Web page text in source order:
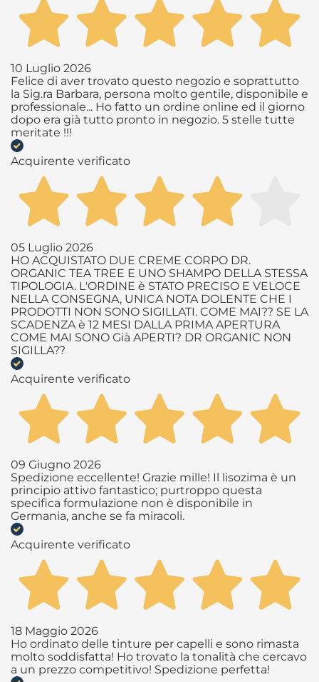
10 Luglio 2026
Felice di aver trovato questo negozio e soprattutto
la Sig.ra Barbara, persona molto gentile, disponibile e
professionale... Ho fatto un ordine online ed il giorno
dopo era già tutto pronto in negozio. 5 stelle tutte
meritate !!!
Acquirente verificato
05 Luglio 2026
HO ACQUISTATO DUE CREME CORPO DR.
ORGANIC TEA TREE E UNO SHAMPO DELLA STESSA
TIPOLOGIA. L'ORDINE è STATO PRECISO E VELOCE
NELLA CONSEGNA, UNICA NOTA DOLENTE CHE I
PRODOTTI NON SONO SIGILLATI. COME MAI?? SE LA
SCADENZA è 12 MESI DALLA PRIMA APERTURA
COME MAI SONO Già APERTI? DR ORGANIC NON
SIGILLA??
Acquirente verificato
09 Giugno 2026
Spedizione eccellente! Grazie mille! Il lisozima è un
principio attivo fantastico; purtroppo questa
specifica formulazione non è disponibile in
Germania, anche se fa miracoli.
Acquirente verificato
18 Maggio 2026
Ho ordinato delle tinture per capelli e sono rimasta
molto soddisfatta! Ho trovato la tonalità che cercavo
a un prezzo competitivo! Spedizione perfetta!